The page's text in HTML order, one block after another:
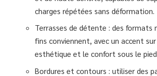
charges répétées sans déformation.
Terrasses de détente : des formats
fins conviennent, avec un accent
esthétique et le confort sous le
Bordures et contours : utiliser des